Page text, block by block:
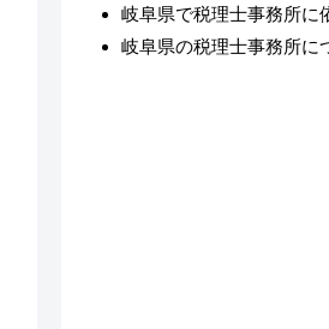
岐阜県で税理士事務所に
岐阜県の税理士事務所に